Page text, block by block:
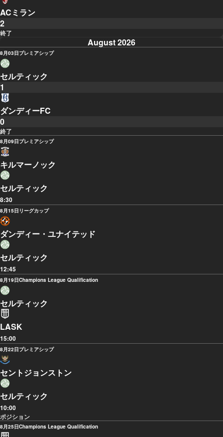
ACミラン
2
終了
August 2026
8月03日プレミアシップ
セルティック
1
ダンディーFC
0
終了
8月09日プレミアシップ
キルマーノック
セルティック
8:30
8月15日 リーグカップ
ダンディー・ユナイテッド
セルティック
12:45
8月19日Champions League Qualification
セルティック
LASK
15:00
8月22日プレミアシップ
セントジョンストン
セルティック
10:00
ポジション
8月25日Champions League Qualification